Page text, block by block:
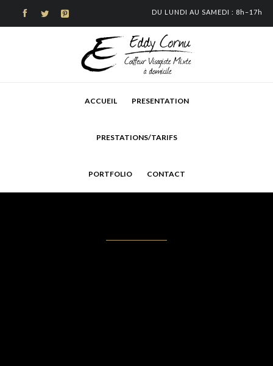
   DU LUNDI AU SAMEDI :
to
ACCUEIL PRESENTATION
PRESTATIONS/TARIFS
PORTFOLIO CONTACT